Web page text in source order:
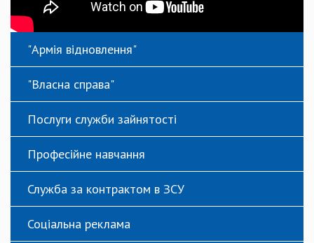
"Армія відновлення"
"Власна справа"
Послуги служби зайнятості
Професійне навчання
Служба за контрактом в ЗСУ
Соціальна реклама